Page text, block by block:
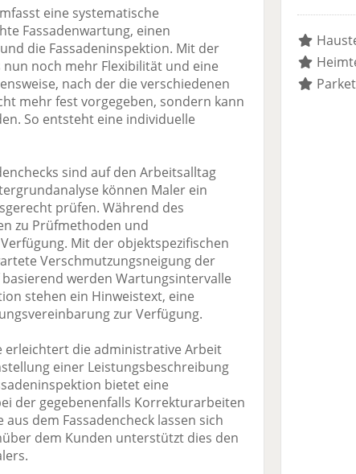
eine systematische
Fassadenwartung, einen
die Fassadeninspektion. Mit der
noch mehr Flexibilität und eine
nach der die verschiedenen
mehr fest vorgegeben, sondern kann
So entsteht eine individuelle
sind auf den Arbeitsalltag
können Maler ein
prüfen. Während des
zu Prüfmethoden und
Mit der objektspezifischen
Verschmutzungsneigung der
werden Wartungsintervalle
stehen ein Hinweistext, eine
zur Verfügung.
erleichtert die administrative Arbeit
einer Leistungsbeschreibung
bietet eine
der gegebenenfalls Korrekturarbeiten
dem Fassadencheck lassen sich
dem Kunden unterstützt dies den